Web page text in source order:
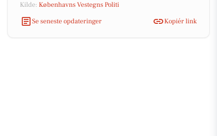
Kilde: Københavns Vestegns Politi
Se seneste opdateringer
Kopiér link